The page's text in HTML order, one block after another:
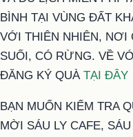
BÌNH TẠI VÙNG ĐẤT
VỚI THIÊN NHIÊN, NƠI
SUỐI, CÓ RỪNG. VỀ
ĐĂNG KÝ QUÀ TẠI ĐÂY
BẠN MUỐN KIỂM TRA
MỜI SÁU LY CAFE,